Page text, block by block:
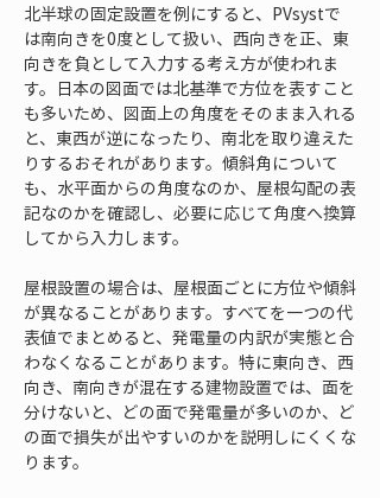
北半球の固定設置を例にすると、PVsystで
は南向きを0度として扱い、西向きを正、東
向きを負として入力する考え方が使われま
す。日本の図面では北基準で方位を表すこと
も多いため、図面上の角度をそのまま入れる
と、東西が逆になったり、南北を取り違えた
りするおそれがあります。傾斜角について
も、水平面からの角度なのか、屋根勾配の表
記なのかを確認し、必要に応じて角度へ換算
してから入力します。
屋根設置の場合は、屋根面ごとに方位や傾斜
が異なることがあります。すべてを一つの代
表値でまとめると、発電量の内訳が実態と合
わなくなることがあります。特に東向き、西
向き、南向きが混在する建物設置では、面を
分けないと、どの面で発電量が多いのか、ど
の面で損失が出やすいのかを説明しにくくな
ります。